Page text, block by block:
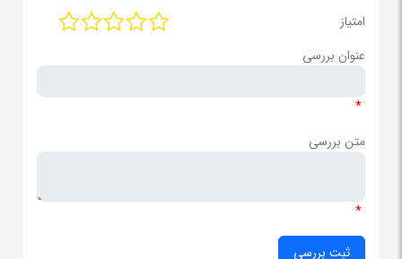
امتیاز
عنوان بررسی
*
متن بررسی
*